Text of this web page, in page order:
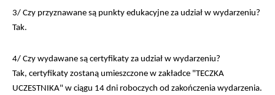
3/ Czy przyznawane są punkty edukacyjne za udział w wydarzeniu?
Tak.
4/ Czy wydawane są certyfikaty za udział w wydarzeniu?
Tak, certyfikaty zostaną umieszczone w zakładce "TECZKA
UCZESTNIKA" w ciągu 14 dni roboczych od zakończenia wydarzenia.